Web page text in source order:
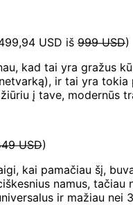
USD iš 999 USD)
kad tai yra gražus
ir tai yra
į tave, modernūs
USD)
kai pamačiau šį,
namus,
ir mažiau nei